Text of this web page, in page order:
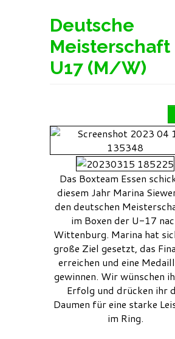
Deutsche
Meisterschaft
U17 (M/W)
Das Boxteam Essen
diesem Jahr Marina
den deutschen
im Boxen der U-17
Wittenburg. Marina hat
große Ziel gesetzt, das
erreichen und eine
gewinnen. Wir wünschen
Erfolg und drücken ihr
Daumen für eine starke
im Ring.